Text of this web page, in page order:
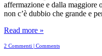
affermazione e dalla maggiore
non c’è dubbio che grande e
Read more »
2 Commenti | Comments